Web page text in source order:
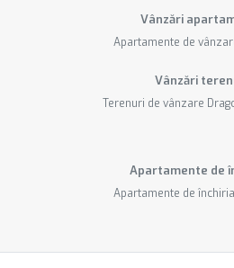
Vânzări
Apartamente de
Vânzări
Terenuri de vânzare
Apartamente de
Apartamente de